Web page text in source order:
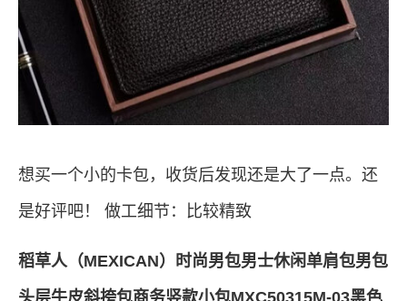
想买一个小的卡包，收货后发现还是大了一点。还
是好评吧！ 做工细节：比较精致
稻草人（MEXICAN）时尚男包男士休闲单肩包男包